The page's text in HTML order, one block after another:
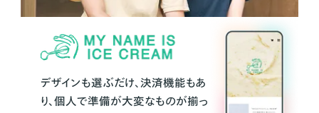
デザインも選ぶだけ、決済機能もあ
り、個人で準備が大変なものが揃っ